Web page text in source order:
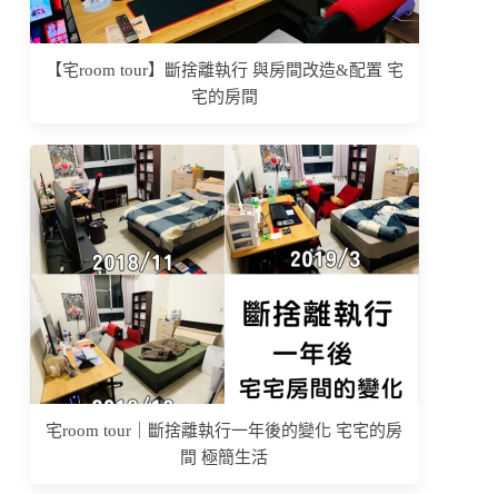
【宅room tour】斷捨離執行 與房間改造&配置 宅
宅的房間
宅room tour｜斷捨離執行一年後的變化 宅宅的房
間 極簡生活